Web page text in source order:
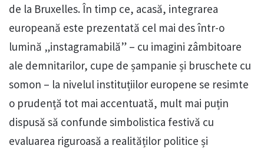
de la Bruxelles. În timp ce, acasă, integrarea
europeană este prezentată cel mai des într-o
lumină „instagramabilă” – cu imagini zâmbitoare
ale demnitarilor, cupe de șampanie și bruschete cu
somon – la nivelul instituțiilor europene se resimte
o prudență tot mai accentuată, mult mai puțin
dispusă să confunde simbolistica festivă cu
evaluarea riguroasă a realităților politice și